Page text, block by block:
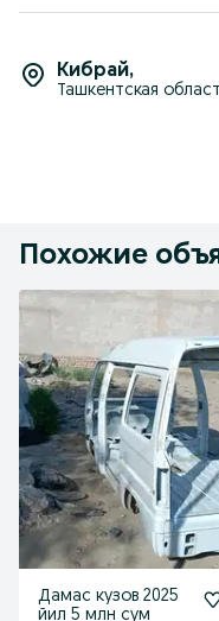
Кибрай,
Ташкентская
Похожие
Дамас кузов 2025
йил 5 млн сум